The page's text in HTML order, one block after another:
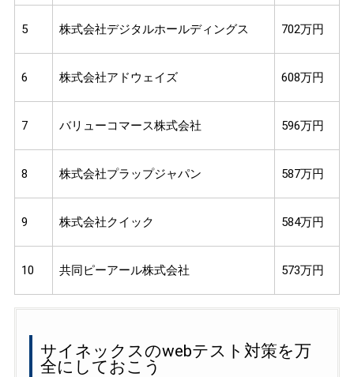
5 株式会社デジタルホールディングス 702万円
6 株式会社アドウェイズ 608万円
7 バリューコマース株式会社 596万円
8 株式会社プラップジャパン 587万円
9 株式会社クイック 584万円
10 共同ピーアール株式会社 573万円
サイネックスのwebテスト対策を万
全にしておこう